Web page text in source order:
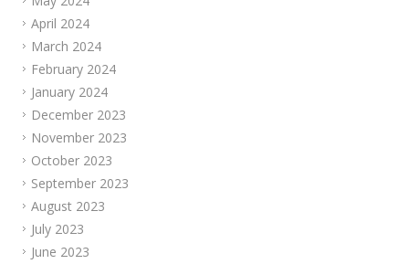
April 2024
March 2024
February 2024
January 2024
December 2023
November 2023
October 2023
September 2023
August 2023
July 2023
June 2023